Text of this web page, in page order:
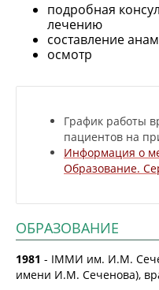
подробная
лечению
составление
осмотр
График работы
пациентов на
Информация о
Образование.
ОБРАЗОВАНИЕ
1981 - IММИ им. И.М.
имени И.М. Сеченова),